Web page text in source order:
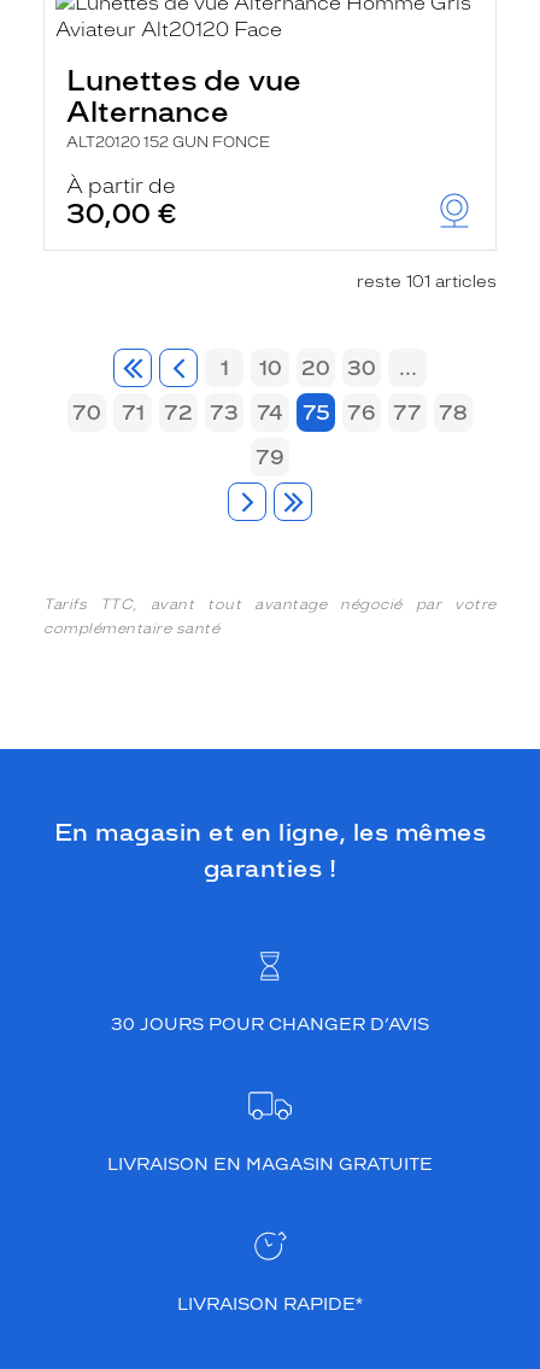
Lunettes de vue
Alternance
ALT20120 152 GUN FONCE
À partir de
30,00 €
reste 101 articles
1 10 20 30
...
70
71 72 73 74 75 76 77
78
79
Tarifs TTC, avant tout avantage négocié par votre
complémentaire santé
En magasin et en ligne, les mêmes
garanties !
30 JOURS POUR CHANGER D’AVIS
LIVRAISON EN MAGASIN GRATUITE
LIVRAISON RAPIDE*